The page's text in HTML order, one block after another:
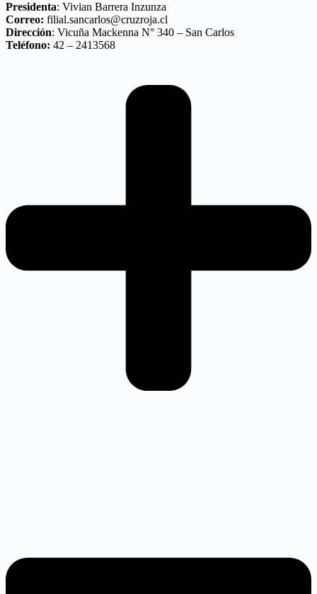
Presidenta: Vivian Barrera Inzunza
Correo: filial.sancarlos@cruzroja.cl
Dirección: Vicuña Mackenna N° 340 – San Carlos
Teléfono: 42 – 2413568